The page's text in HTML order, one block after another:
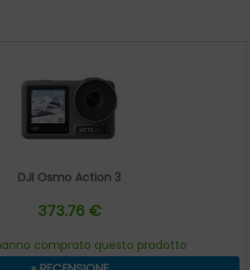
DJI Osmo Action 3
373.76 €
comprato questo prodotto